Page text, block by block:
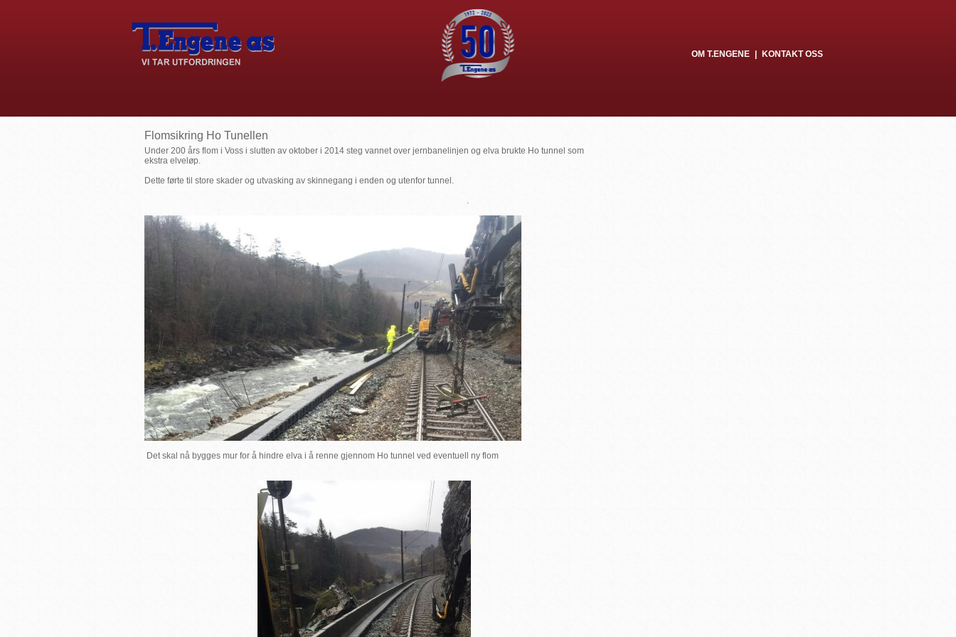
OM T.ENGENE KONTAKT OSS
Flomsikring Ho Tunellen
Under 200 års flom i Voss i slutten av oktober i 2014 steg vannet over jernbanelinjen og elva brukte Ho tunnel som
ekstra elveløp.
Dette førte til store skader og utvasking av skinnegang i enden og utenfor tunnel.
.
Det skal nå bygges mur for å hindre elva i å renne gjennom Ho tunnel ved eventuell ny flom